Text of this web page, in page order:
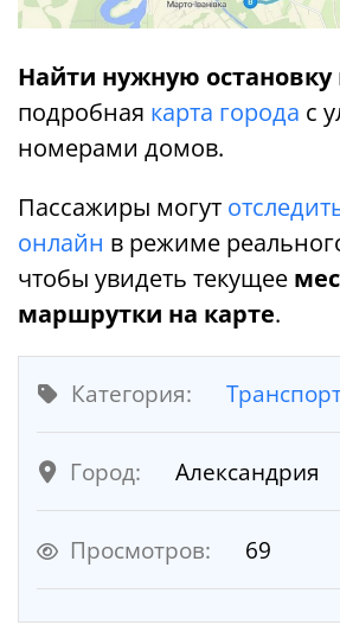
Найти нужную остановку
подробная карта города с
номерами домов.
Пассажиры могут
онлайн в режиме
чтобы увидеть текущее
маршрутки на карте.
Категория:
Город: Александрия
Просмотров: 69